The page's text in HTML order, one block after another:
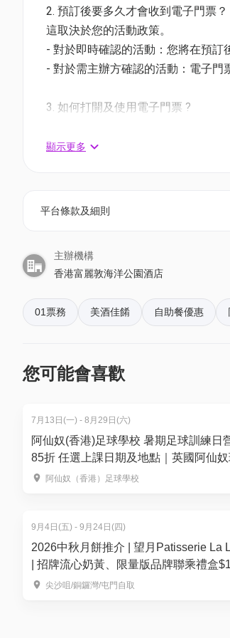
適用於星期五至日及公眾假期 |
價錢：$835 | 原價：$1,020.8 | 82折
分店名稱及地址
如何前往：乘搭港鐵南港島綫至
嘉年華燒烤狂歡主題適用至2026
所有已付款人數以憑證上作準，
攜同3-11歲小童請 WhatsApp 至
小童３歲以下不用收費，但需要
請參閱 :https://document-
商品一經訂購完成後，即不可取
除非經餐廳同意，套餐內容不可
惡劣天氣安排(此安排不適用於
號時,餐廳仍會繼續營業。
如已於網上繳付款項未能前往，
方案不可分拆或合併賬單以兌換多
人數十位或以上有機會安排分檯
若自助餐訂當日訂座較滿時，座
所有座位安排根據訂座日子先後
2. 預訂後要多久才會收到電子門票？
這取決於您的活動政策。
- 對於即時確認的活動：您將在預訂
- 對於需主辦方確認的活動：電子門
3. 如何打開及使用電子門票 ?
相關活動電子門票；
4. 我預訂了活動，但還沒收到確認電
5. 下單後，我可以修改訂單或申請退
訂單確認後，不設修改及退款，如
6. 如何賺取及使用 01 積分？
顯示更多
平台條款及細則
主辦機構
香港富麗敦海洋公園酒店
01票務 美酒佳餚 自助餐優惠
您可能會喜歡
7月13日(一) - 8月29日(六)
阿仙奴(香港)足球學校 暑期足球訓練日
85折 任選上課日期及地點｜英國阿仙
適合3-13歲 教你成為小槍手！
阿仙奴（香港）足球學校
9月4日(五) - 9月24日(四)
2026中秋月餅推介 | 望月Patisserie La
| 招牌流心奶黃、限量版品牌聯乘禮盒
區便利換領
尖沙咀/銅鑼灣/屯門自取